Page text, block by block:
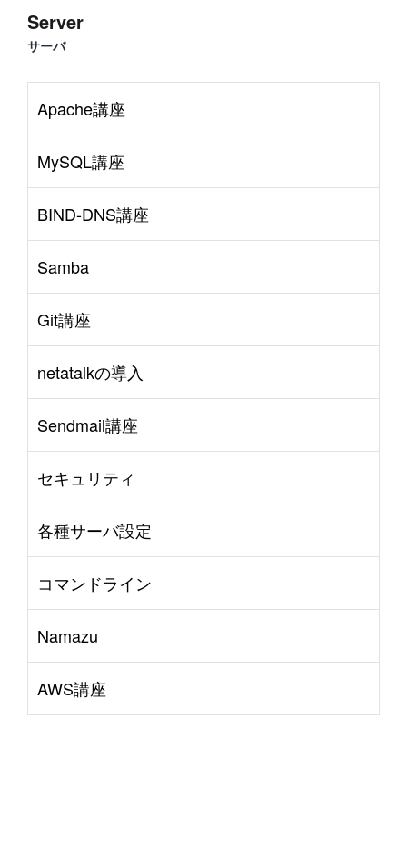
Server
サーバ
Apache講座
MySQL講座
BIND-DNS講座
Samba
Git講座
netatalkの導入
Sendmail講座
セキュリティ
各種サーバ設定
コマンドライン
Namazu
AWS講座